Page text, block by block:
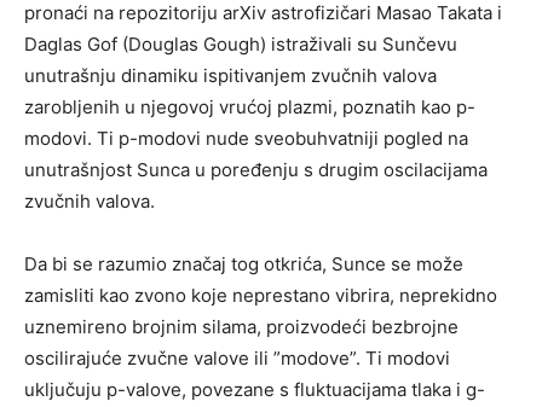
pronaći na repozitoriju arXiv astrofizičari Masao Takata i
Daglas Gof (Douglas Gough) istraživali su Sunčevu
unutrašnju dinamiku ispitivanjem zvučnih valova
zarobljenih u njegovoj vrućoj plazmi, poznatih kao p-
modovi. Ti p-modovi nude sveobuhvatniji pogled na
unutrašnjost Sunca u poređenju s drugim oscilacijama
zvučnih valova.
Da bi se razumio značaj tog otkrića, Sunce se može
zamisliti kao zvono koje neprestano vibrira, neprekidno
uznemireno brojnim silama, proizvodeći bezbrojne
oscilirajuće zvučne valove ili ”modove”. Ti modovi
uključuju p-valove, povezane s fluktuacijama tlaka i g-